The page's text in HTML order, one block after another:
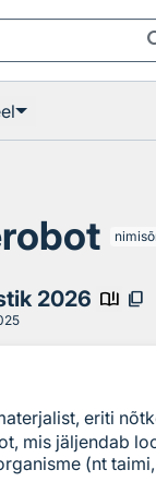
2026 book_ribbon content_copy
eriti
mis jäljendab
(nt